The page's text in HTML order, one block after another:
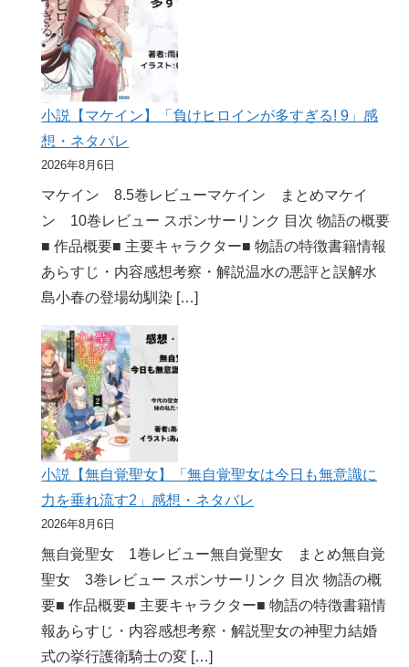
小説【マケイン】「負けヒロインが多すぎる! 9」感
想・ネタバレ
2026年8月6日
マケイン 8.5巻レビューマケイン まとめマケイ
ン 10巻レビュー スポンサーリンク 目次 物語の概要
■ 作品概要■ 主要キャラクター■ 物語の特徴書籍情報
あらすじ・内容感想考察・解説温水の悪評と誤解水
島小春の登場幼馴染 […]
小説【無自覚聖女】「無自覚聖女は今日も無意識に
力を垂れ流す2」感想・ネタバレ
2026年8月6日
無自覚聖女 1巻レビュー無自覚聖女 まとめ無自覚
聖女 3巻レビュー スポンサーリンク 目次 物語の概
要■ 作品概要■ 主要キャラクター■ 物語の特徴書籍情
報あらすじ・内容感想考察・解説聖女の神聖力結婚
式の挙行護衛騎士の変 […]